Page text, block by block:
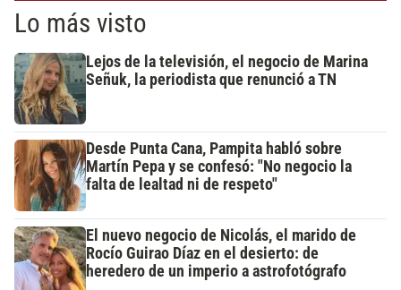
Lo más visto
Lejos de la televisión, el negocio de Marina
Señuk, la periodista que renunció a TN
Desde Punta Cana, Pampita habló sobre
Martín Pepa y se confesó: "No negocio la
falta de lealtad ni de respeto"
El nuevo negocio de Nicolás, el marido de
Rocío Guirao Díaz en el desierto: de
heredero de un imperio a astrofotógrafo